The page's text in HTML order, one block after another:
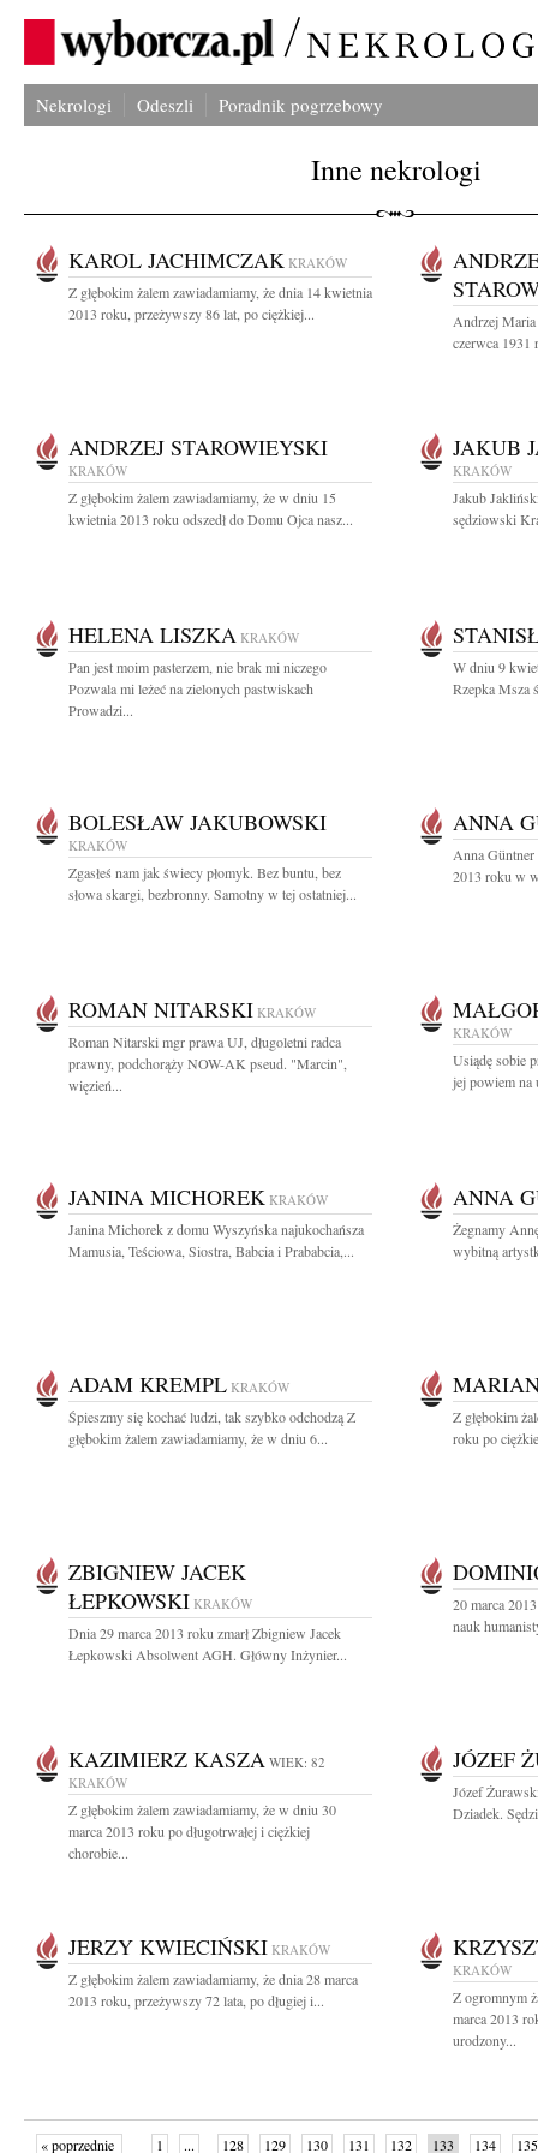
Nekrologi Odeszli Poradnik pogrzebowy
Inne nekrologi
KAROL JACHIMCZAK KRAKÓW
Z głębokim żalem zawiadamiamy, że dnia 14 kwietnia
2013 roku, przeżywszy 86 lat, po ciężkiej...
Andrzej
czerwca 1931
ANDRZEJ STAROWIEYSKI
KRAKÓW
Z głębokim żalem zawiadamiamy, że w dniu 15
kwietnia 2013 roku odszedł do Domu Ojca nasz...
JAKUB
KRAKÓW
Jakub
sędziowski
HELENA LISZKA KRAKÓW
Pan jest moim pasterzem, nie brak mi niczego
Pozwala mi leżeć na zielonych pastwiskach
Prowadzi...
W dniu 9
Rzepka Msza
BOLESŁAW JAKUBOWSKI
KRAKÓW
Zgasłeś nam jak świecy płomyk. Bez buntu, bez
słowa skargi, bezbronny. Samotny w tej ostatniej...
ANNA
Anna Güntner
2013 roku w
ROMAN NITARSKI KRAKÓW
Roman Nitarski mgr prawa UJ, długoletni radca
prawny, podchorąży NOW-AK pseud. "Marcin",
więzień...
KRAKÓW
Usiądę sobie
jej powiem na
JANINA MICHOREK KRAKÓW
Janina Michorek z domu Wyszyńska najukochańsza
Mamusia, Teściowa, Siostra, Babcia i Prababcia,...
ANNA
Żegnamy
wybitną
ADAM KREMPL KRAKÓW
Śpieszmy się kochać ludzi, tak szybko odchodzą Z
głębokim żalem zawiadamiamy, że w dniu 6...
Z głębokim
roku po
ZBIGNIEW JACEK
ŁEPKOWSKI KRAKÓW
Dnia 29 marca 2013 roku zmarł Zbigniew Jacek
Łepkowski Absolwent AGH. Główny Inżynier...
20 marca
nauk
KAZIMIERZ KASZA WIEK: 82
KRAKÓW
Z głębokim żalem zawiadamiamy, że w dniu 30
marca 2013 roku po długotrwałej i ciężkiej
chorobie...
JÓZEF
Józef
Dziadek.
JERZY KWIECIŃSKI KRAKÓW
Z głębokim żalem zawiadamiamy, że dnia 28 marca
2013 roku, przeżywszy 72 lata, po długiej i...
KRAKÓW
Z ogromnym
marca 2013
urodzony...
« poprzednie 1 ... 128 129 130 131 132 133 134 135